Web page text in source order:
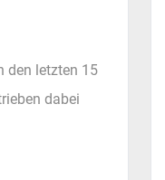
den letzten 15
dabei